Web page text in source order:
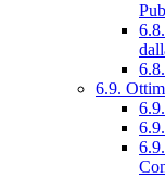
6.9.